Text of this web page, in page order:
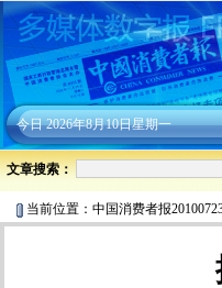
今日2026年8月10日星期一
文章搜索：
当前位置： 中国消费者报